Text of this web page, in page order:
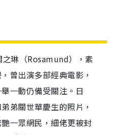
琳（Rosamund），素
曾出演多部經典電影，
一動仍備受關注。日
弟關世華慶生的照片，
一眾網民，細佬更被封